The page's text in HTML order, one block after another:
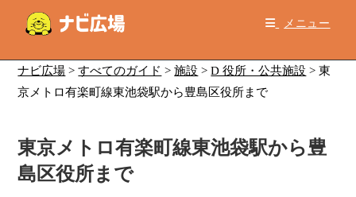
メニュー
ナビ広場 >すべてのガイド >施設 >D 役所・公共施設 >東
京メトロ有楽町線東池袋駅から豊島区役所まで
東京メトロ有楽町線東池袋駅から豊
島区役所まで